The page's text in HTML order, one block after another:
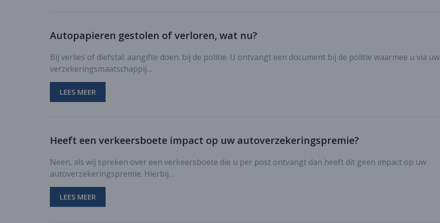
Autopapieren gestolen of verloren, wat nu?
Bij verlies of diefstal: aangifte doen: bij de politie. U ontvangt een document bij de politie waarmee u via uw
verzekeringsmaatschappij…
LEES MEER
Heeft een verkeersboete impact op uw autoverzekeringspremie?
Neen, als wij spreken over een verkeersboete die u per post ontvangt dan heeft dit geen impact op uw
autoverzekeringspremie. Hierbij…
LEES MEER